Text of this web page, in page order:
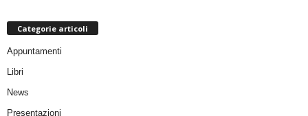
Categorie articoli
Appuntamenti
Libri
News
Presentazioni